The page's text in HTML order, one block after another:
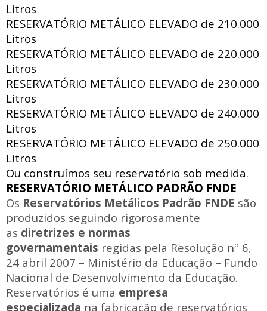
Litros
RESERVATÓRIO METÁLICO ELEVADO de 210.000
Litros
RESERVATÓRIO METÁLICO ELEVADO de 220.000
Litros
RESERVATÓRIO METÁLICO ELEVADO de 230.000
Litros
RESERVATÓRIO METÁLICO ELEVADO de 240.000
Litros
RESERVATÓRIO METÁLICO ELEVADO de 250.000
Litros
Ou construímos seu reservatório sob medida.
RESERVATÓRIO METÁLICO PADRÃO FNDE
Os Reservatórios Metálicos Padrão FNDE são
produzidos seguindo rigorosamente
as diretrizes e normas
governamentais regidas pela Resolução nº 6,
24 abril 2007 – Ministério da Educação – Fundo
Nacional de Desenvolvimento da Educação.
Reservatórios é uma empresa
especializada na fabricação de reservatórios